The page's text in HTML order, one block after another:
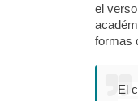
el
formas
El